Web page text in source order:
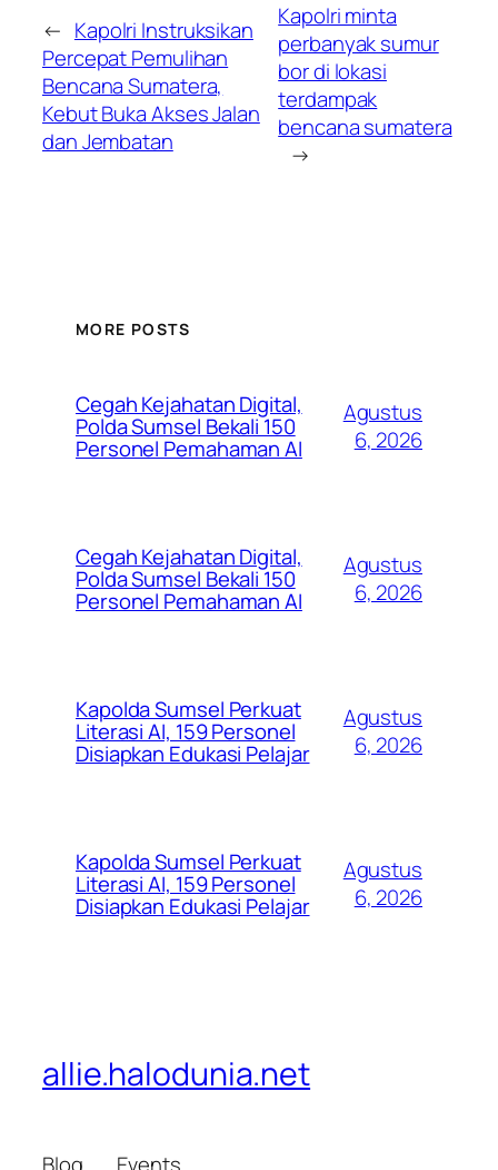
← Kapolri Instruksikan
Percepat Pemulihan
Bencana Sumatera,
Kebut Buka Akses Jalan
dan Jembatan
Kapolri minta
perbanyak sumur
bor di lokasi
terdampak
bencana sumatera
→
MORE POSTS
Cegah Kejahatan Digital,
Polda Sumsel Bekali 150
Personel Pemahaman AI
Agustus
6, 2026
Cegah Kejahatan Digital,
Polda Sumsel Bekali 150
Personel Pemahaman AI
Agustus
6, 2026
Kapolda Sumsel Perkuat
Literasi AI, 159 Personel
Disiapkan Edukasi Pelajar
Agustus
6, 2026
Kapolda Sumsel Perkuat
Literasi AI, 159 Personel
Disiapkan Edukasi Pelajar
Agustus
6, 2026
allie.halodunia.net